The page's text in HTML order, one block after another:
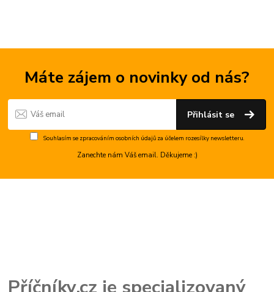
Máte zájem o novinky od nás?
Přihlásit se
Souhlasím se zpracováním osobních údajůza účelem rozesílky newsletteru.
Zanechte nám Váš email. Děkujeme :)